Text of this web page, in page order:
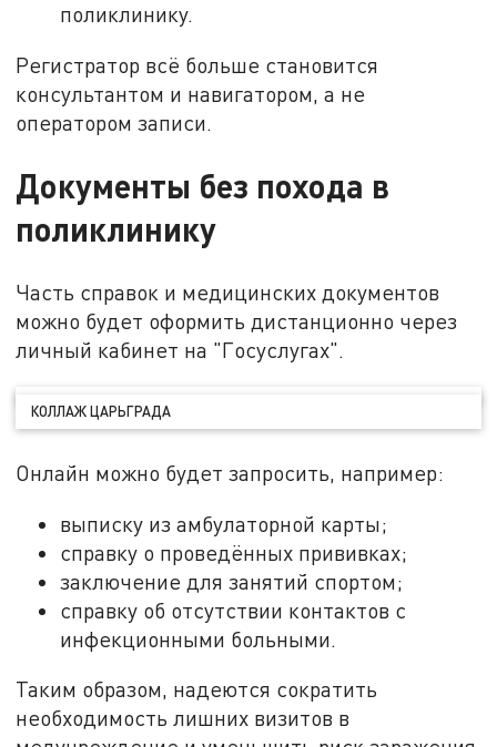
поликлинику.
Регистратор всё больше становится
консультантом и навигатором, а не
оператором записи.
Документы без похода в
поликлинику
Часть справок и медицинских документов
можно будет оформить дистанционно через
личный кабинет на "Госуслугах".
КОЛЛАЖ ЦАРЬГРАДА
Онлайн можно будет запросить, например:
выписку из амбулаторной карты;
справку о проведённых прививках;
заключение для занятий спортом;
справку об отсутствии контактов с
инфекционными больными.
Таким образом, надеются сократить
необходимость лишних визитов в